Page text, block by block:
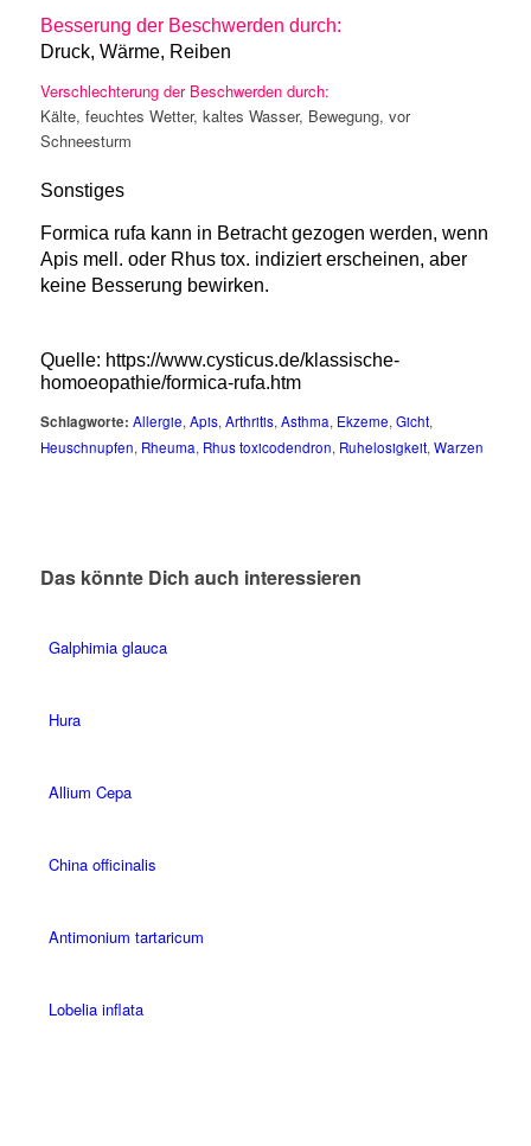
Besserung der Beschwerden durch:
Druck, Wärme, Reiben
Verschlechterung der Beschwerden durch:
Kälte, feuchtes Wetter, kaltes Wasser, Bewegung, vor
Schneesturm
Sonstiges
Formica rufa kann in Betracht gezogen werden, wenn
Apis mell. oder Rhus tox. indiziert erscheinen, aber
keine Besserung bewirken.
Quelle: https://www.cysticus.de/klassische-
homoeopathie/formica-rufa.htm
Schlagworte: Allergie,Apis,Arthritis,Asthma, Ekzeme,Gicht,
Heuschnupfen, Rheuma, Rhus toxicodendron, Ruhelosigkeit,Warzen
Das könnte Dich auch interessieren
Galphimia glauca
Hura
Allium Cepa
China officinalis
Antimonium tartaricum
Lobelia inflata